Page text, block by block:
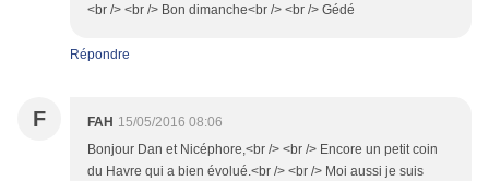
<br /> <br /> Bon dimanche<br /> <br /> Gédé
Répondre
F FAH 15/05/2016 08:06
Bonjour Dan et Nicéphore,<br /> <br /> Encore un petit coin
du Havre qui a bien évolué.<br /> <br /> Moi aussi je suis